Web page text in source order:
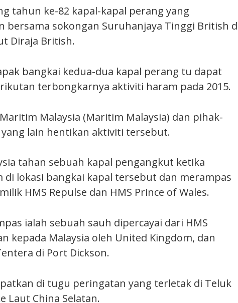
tahun ke-82 kapal-kapal perang yang
bersama sokongan Suruhanjaya Tinggi British
Diraja British.
bangkai kedua-dua kapal perang tu dapat
terbongkarnya aktiviti haram pada 2015.
Malaysia (Maritim Malaysia) dan pihak-
lain hentikan aktiviti tersebut.
tahan sebuah kapal pengangkut ketika
lokasi bangkai kapal tersebut dan merampas
HMS Repulse dan HMS Prince of Wales.
ialah sebuah sauh dipercayai dari HMS
kepada Malaysia oleh United Kingdom, dan
di Port Dickson.
di tugu peringatan yang terletak di Teluk
Laut China Selatan.